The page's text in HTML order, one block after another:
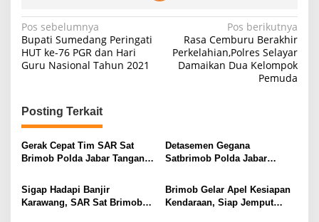
Navigasi
pos
Pos sebelumnya
Bupati Sumedang Peringati
HUT ke-76 PGR dan Hari
Guru Nasional Tahun 2021
Pos berikutnya
Rasa Cemburu Berakhir
Perkelahian,Polres Selayar
Damaikan Dua Kelompok
Pemuda
Posting Terkait
Gerak Cepat Tim SAR Sat
Brimob Polda Jabar Tangani
Akses Jalan Kembali Normal
Detasemen Gegana
Satbrimob Polda Jabar
Bagikan Ratusan Takjil Gratis
di Jatinangor dan Rancaekek
Sigap Hadapi Banjir
Karawang, SAR Sat Brimob
Brimob Gelar Apel Kesiapan
Kendaraan, Siap Jemput